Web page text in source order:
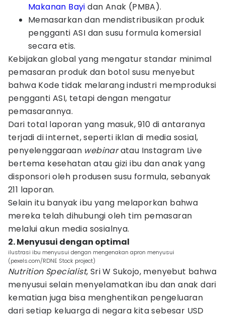
Makanan Bayi dan Anak (PMBA).
Memasarkan dan mendistribusikan produk
pengganti ASI dan susu formula komersial
secara etis.
Kebijakan global yang mengatur standar minimal
pemasaran produk dan botol susu menyebut
bahwa Kode tidak melarang industri memproduksi
pengganti ASI, tetapi dengan mengatur
pemasarannya.
Dari total laporan yang masuk, 910 di antaranya
terjadi di internet, seperti iklan di media sosial,
penyelenggaraan webinaratau Instagram Live
bertema kesehatan atau gizi ibu dan anak yang
disponsori oleh produsen susu formula, sebanyak
211 laporan.
Selain itu banyak ibu yang melaporkan bahwa
mereka telah dihubungi oleh tim pemasaran
melalui akun media sosialnya.
2. Menyusui dengan optimal
ilustrasi ibu menyusui dengan mengenakan apron menyusui
(pexels.com/RDNE Stock project)
Nutrition Specialist, Sri W Sukojo, menyebut bahwa
menyusui selain menyelamatkan ibu dan anak dari
kematian juga bisa menghentikan pengeluaran
dari setiap keluarga di negara kita sebesar USD